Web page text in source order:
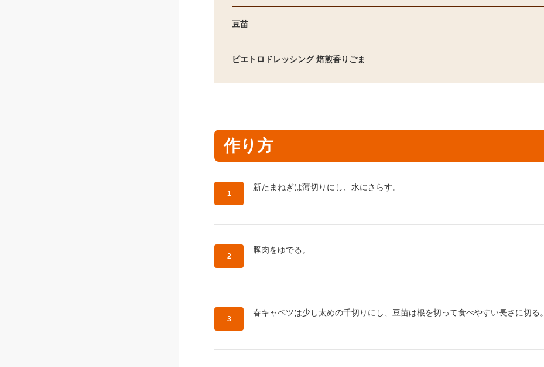
豆苗
ピエトロドレッシング 焙煎香りごま
作り方
作り方1：
新たまねぎは薄切りにし、水にさらす。
作り方2：
豚肉をゆでる。
作り方3：
春キャベツは少し太めの千切りにし、豆苗は根を切って食べやすい長さに切る。